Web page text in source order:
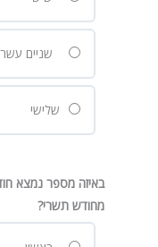
שניים עשר
שלישי
באיזה מספר נמצא
מחודש תשרי?